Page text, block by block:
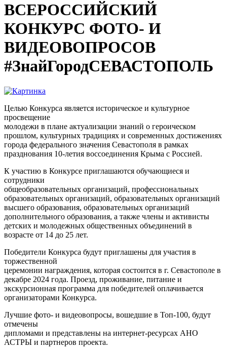
ВСЕРОССИЙСКИЙ
КОНКУРС ФОТО- И
ВИДЕОВОПРОСОВ
#ЗнайГородСЕВАСТОПОЛЬ
Целью Конкурса является историческое и культурное
просвещение
молодежи в плане актуализации знаний о героическом
прошлом, культурных традициях и современных достижениях
города федерального значения Севастополя в рамках
празднования 10-летия воссоединения Крыма с Россией.
К участию в Конкурсе приглашаются обучающиеся и
сотрудники
общеобразовательных организаций, профессиональных
образовательных организаций, образовательных организаций
высшего образования, образовательных организаций
дополнительного образования, а также члены и активисты
детских и молодежных общественных объединений в
возрасте от 14 до 25 лет.
Победители Конкурса будут приглашены для участия в
торжественной
церемонии награждения, которая состоится в г. Севастополе в
декабре 2024 года. Проезд, проживание, питание и
экскурсионная программа для победителей оплачивается
организаторами Конкурса.
Лучшие фото- и видеовопросы, вошедшие в Топ-100, будут
отмечены
дипломами и представлены на интернет-ресурсах АНО
АСТРЫ и партнеров проекта.